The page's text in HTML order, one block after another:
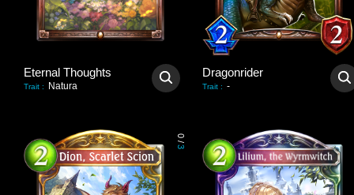
Eternal Thoughts
Trait : Natura
Dragonrider
Trait : -
0
/
3